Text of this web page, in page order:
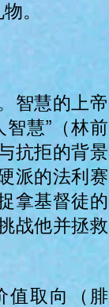
。
智慧的上帝
慧”（林前
抗拒的背景
派的法利赛
拿基督徒的
战他并拯救
值取向（腓